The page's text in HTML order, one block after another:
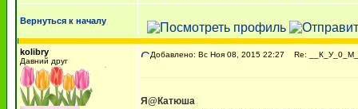
Вернуться к началу
kolibry
Давний друг
Добавлено: Вс Ноя 08, 2015 22:27 Re:
Я@Катюша